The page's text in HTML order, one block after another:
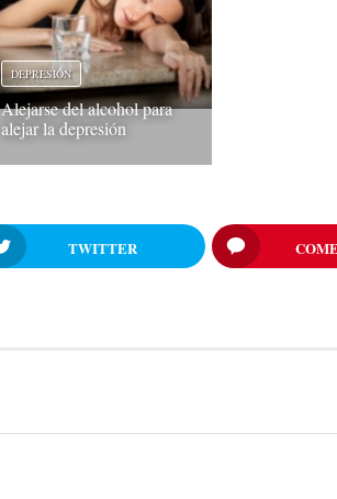
DEPRESIÓN
Alejarse del alcohol para
alejar la depresión
TWITTER